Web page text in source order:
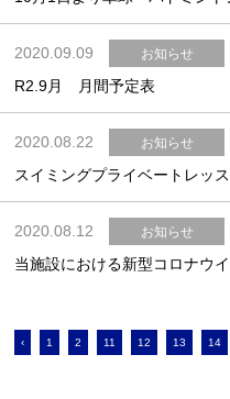
2020.09.09 お知らせ
R2.9月 月間予定表
2020.08.22 お知らせ
スイミングプライベートレッ
2020.08.12 お知らせ
当施設における新型コロナウ
‹ 1 2 11 12 13 14